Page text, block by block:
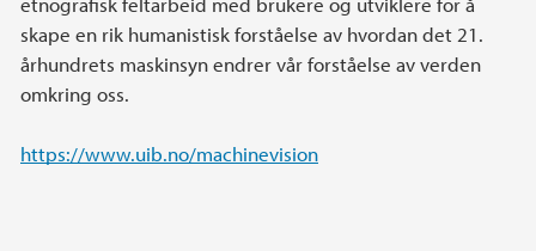
skape en rik humanistisk forståelse av hvordan det 21.
århundrets maskinsyn endrer vår forståelse av verden
omkring oss.
https://www.uib.no/machinevision